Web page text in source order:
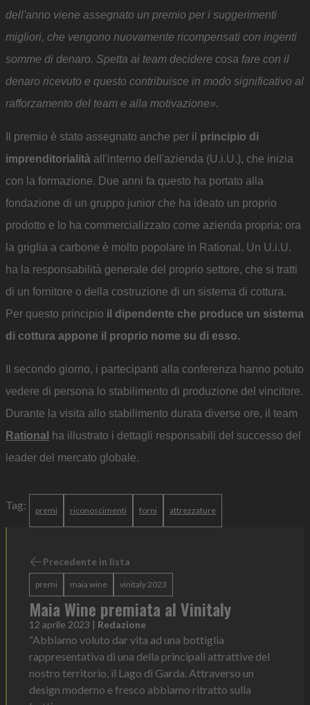
dell'anno viene assegnato un premio per i suggerimenti
migliori, che vengono nuovamente ricompensati con ingenti
somme di denaro. Spetta ai team decidere cosa fare con il
denaro ricevuto e questo contribuisce in modo significativo al
rafforzamento del team e alla motivazione».
Il premio è stato assegnato anche per il principio di
imprenditorialità all'interno dell'azienda (U.i.U.), che inizia
con la formazione. Due anni fa questo ha portato alla
fondazione di un gruppo junior che ha ideato un proprio
prodotto e lo ha commercializzato come azienda propria: ora
la griglia a carbone è molto popolare in Rational. Un U.i.U.
ha la responsabilità generale del proprio settore, che si tratti
di un fornitore o della costruzione di un sistema di cottura.
Per questo principio il dipendente che produce un sistema
di cottura appone il proprio nome su di esso.
Il secondo giorno, i partecipanti alla conferenza hanno potuto
vedere di persona lo stabilimento di produzione del vincitore.
Durante la visita allo stabilimento durata diverse ore, il team
Rational
ha illustrato i dettagli responsabili del successo del
leader del mercato globale.
Tag: premi riconoscimenti forni attrezzature
Precedente in lista
premi maia wine vinitaly 2023
Maia Wine premiata al Vinitaly
12 aprile 2023 | Redazione
“Abbiamo voluto dar vita ad una bottiglia
rappresentativa di una della principali attrattive del
nostro territorio, il Lago di Garda. Attraverso un
design moderno e fresco abbiamo ritratto sulla